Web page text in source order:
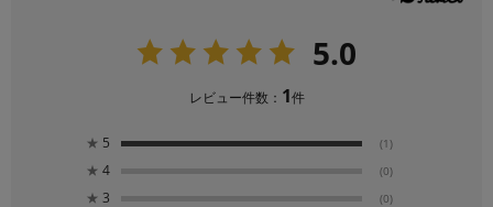
5.0
レビュー件数： 1件
★ 5 (1)
★ 4 (0)
★ 3 (0)